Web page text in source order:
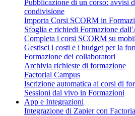
Pubblicazione di un corso: avvisi
condivisione
Importa Corsi SCORM in
Sfoglia e richiedi Formazione
Completa i corsi SCORM su
Gestisci i costi e i budget per la
Formazione dei collaboratori
Archivia richieste di formazione
Factorial Campus
Iscrizione automatica ai corsi di
Sessioni dal vivo in Formazioni
App e Integrazioni
Integrazione di Zapier con